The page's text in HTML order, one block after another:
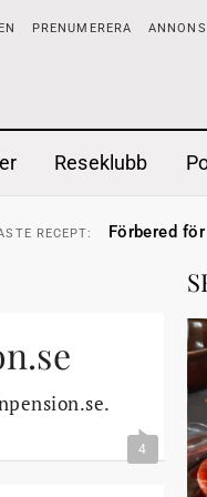
PRENUMERERA
Reseklubb
RECEPT: Förbered
Mums med
RECEPT: Ranchdipp
RECEPT: Förbered
4